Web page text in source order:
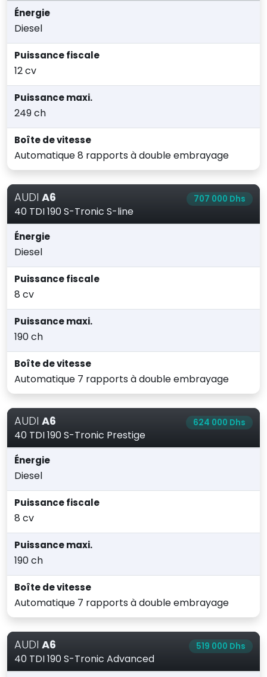
Énergie
Diesel
Puissance fiscale
12 cv
Puissance maxi.
249 ch
Boîte de vitesse
Automatique 8 rapports à double embrayage
AUDI A6
40 TDI 190 S-Tronic S-line
707 000 Dhs
Énergie
Diesel
Puissance fiscale
8 cv
Puissance maxi.
190 ch
Boîte de vitesse
Automatique 7 rapports à double embrayage
AUDI A6
40 TDI 190 S-Tronic Prestige
624 000 Dhs
Énergie
Diesel
Puissance fiscale
8 cv
Puissance maxi.
190 ch
Boîte de vitesse
Automatique 7 rapports à double embrayage
AUDI A6
40 TDI 190 S-Tronic Advanced
519 000 Dhs